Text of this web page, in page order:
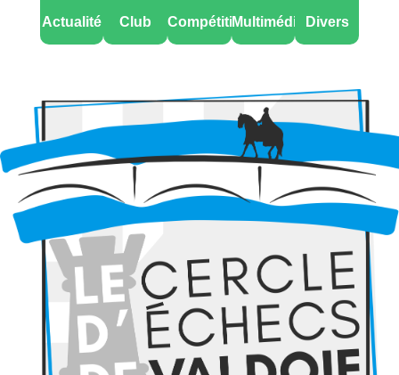
Actualité Club CompétitionsMultimédia Divers